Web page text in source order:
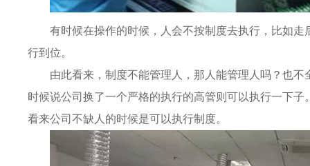
有时候在操作的时候，人会不按制度去执行，比如
行到位。
由此看来，制度不能管理人，那人能管理人吗？也
时候说公司换了一个严格的执行的高管则可以执行一下
看来公司不缺人的时候是可以执行制度。